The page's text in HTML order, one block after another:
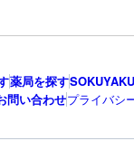
薬局を探す
問い合わせプライバシ